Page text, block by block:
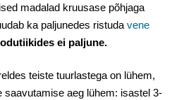
madalad kruusase põhjaga
ka paljunedes ristuda vene
ei paljune.
teiste tuurlastega on lühem,
aeg lühem: isastel 3-